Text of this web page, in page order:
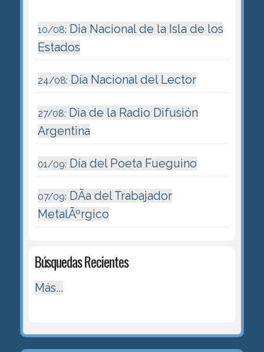
10/08: Dia Nacional de la Isla de los
Estados
24/08: Día Nacional del Lector
27/08: Dia de la Radio Difusión
Argentina
01/09: Día del Poeta Fueguino
07/09: DÃ­a del Trabajador
MetalÃºrgico
Búsquedas Recientes
Más...